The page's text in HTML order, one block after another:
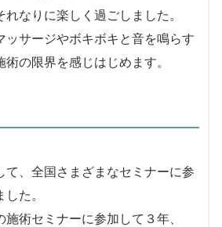
なりに楽しく過ごしました。
ッサージやボキボキと音を鳴らす
の限界を感じはじめます。
て、全国さまざまなセミナーに参
た。
術セミナーに参加して３年、